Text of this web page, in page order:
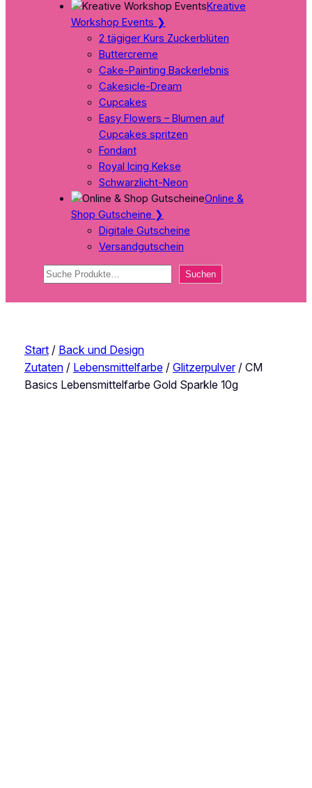
Kreative
Workshop Events ❯
2 tägiger Kurs Zuckerblüten
Buttercreme
Cake-Painting Backerlebnis
Cakesicle-Dream
Cupcakes
Easy Flowers – Blumen auf
Cupcakes spritzen
Fondant
Royal Icing Kekse
Schwarzlicht-Neon
Online &
Shop Gutscheine ❯
Digitale Gutscheine
Versandgutschein
Suchen Suchen
Start/ Back und Design
Zutaten/ Lebensmittelfarbe/ Glitzerpulver/ CM
Basics Lebensmittelfarbe Gold Sparkle 10g